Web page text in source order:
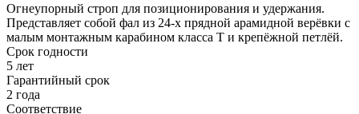
Огнеупорный строп для позиционирования и удержания.
Представляет собой фал из 24-х прядной арамидной верёвки с
малым монтажным карабином класса Т и крепёжной петлёй.
Срок годности
5 лет
Гарантийный срок
2 года
Соответствие